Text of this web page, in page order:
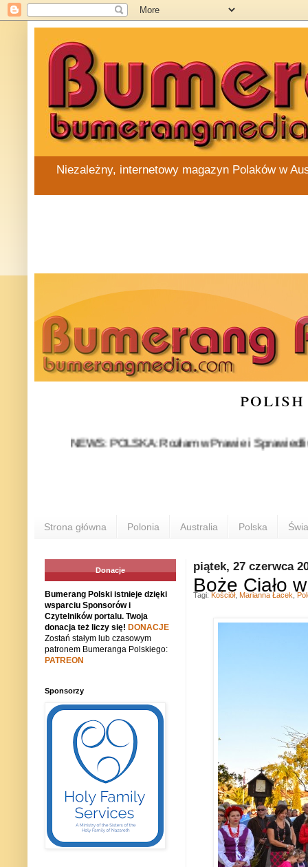
Niezależny, internetowy magazyn Polaków w
NEWS: POLSKA: Rozłam w Prawie i
Strona główna Polonia Australia Polska
piątek, 27 czerwca
Boże Ciało
Tagi: Kościół, Marianna Łacek
Donacje
Bumerang Polski istnieje dzięki
wsparciu Sponsorów i
Czytelników portalu. Twoja
donacja też liczy się! DONACJE
Zostań stałym lub czasowym
patronem Bumeranga Polskiego:
PATREON
Sponsorzy